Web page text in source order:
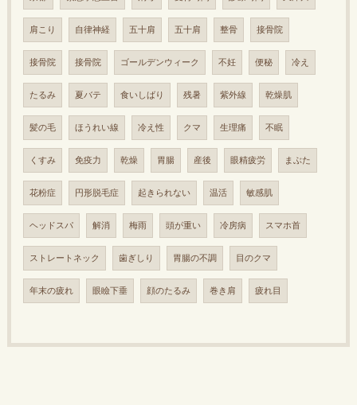
肩こり 自律神経 五十肩 五十肩 整骨 接骨院
接骨院 接骨院 ゴールデンウィーク 不妊 便秘 冷え
たるみ 夏バテ 食いしばり 残暑 紫外線 乾燥肌
髪の毛 ほうれい線 冷え性 クマ 生理痛 不眠
くすみ 免疫力 乾燥 胃腸 産後 眼精疲労 まぶた
花粉症 円形脱毛症 起きられない 温活 敏感肌
ヘッドスパ 解消 梅雨 頭が重い 冷房病 スマホ首
ストレートネック 歯ぎしり 胃腸の不調 目のクマ
年末の疲れ 眼瞼下垂 顔のたるみ 巻き肩 疲れ目